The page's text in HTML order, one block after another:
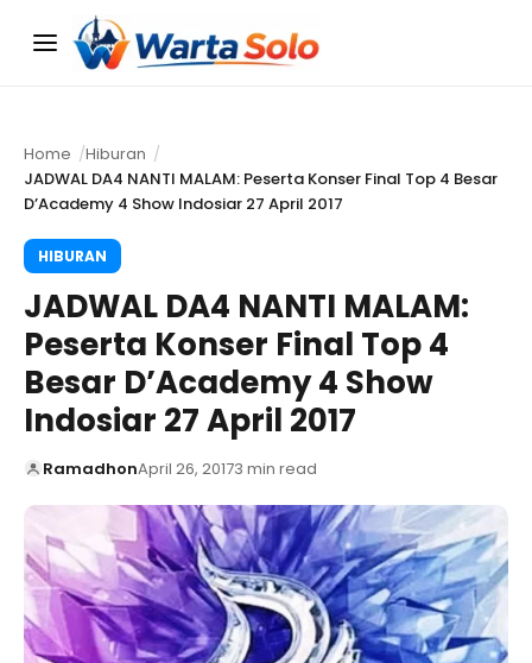
Menu
Home
Hiburan
JADWAL DA4 NANTI MALAM: Peserta Konser Final Top 4 Besar
D’Academy 4 Show Indosiar 27 April 2017
HIBURAN
JADWAL DA4 NANTI MALAM:
Peserta Konser Final Top 4
Besar D’Academy 4 Show
Indosiar 27 April 2017
RamadhonApril 26, 20173 min read